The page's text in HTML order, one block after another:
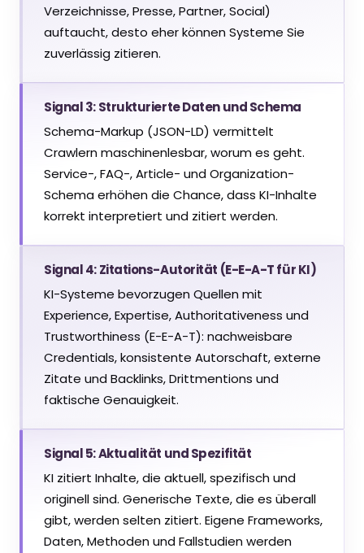
Verzeichnisse, Presse, Partner, Social)
auftaucht, desto eher können Systeme Sie
zuverlässig zitieren.
Signal 3: Strukturierte Daten und Schema
Schema-Markup (JSON-LD) vermittelt
Crawlern maschinenlesbar, worum es geht.
Service-, FAQ-, Article- und Organization-
Schema erhöhen die Chance, dass KI-Inhalte
korrekt interpretiert und zitiert werden.
Signal 4: Zitations-Autorität (E-E-A-T für KI)
KI-Systeme bevorzugen Quellen mit
Experience, Expertise, Authoritativeness und
Trustworthiness (E-E-A-T): nachweisbare
Credentials, konsistente Autorschaft, externe
Zitate und Backlinks, Drittmentions und
faktische Genauigkeit.
Signal 5: Aktualität und Spezifität
KI zitiert Inhalte, die aktuell, spezifisch und
originell sind. Generische Texte, die es überall
gibt, werden selten zitiert. Eigene Frameworks,
Daten, Methoden und Fallstudien werden